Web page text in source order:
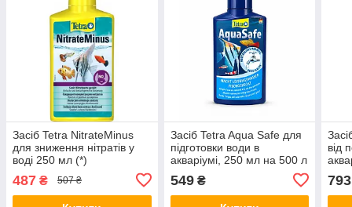
Засіб Tetra NitrateMinus
для зниження нітратів у
воді 250 мл (*)
487 ₴ 507 ₴
Засіб Tetra Aqua Safe для
підготовки води в
акваріумі, 250 мл на 500 л
549₴
від
793